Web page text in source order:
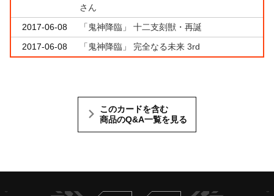
さん
2017-06-08
「鬼神降臨」 十二支刻獣・再誕
2017-06-08
「鬼神降臨」 完全なる未来 3rd
このカードを含む
商品のQ&A一覧を見る